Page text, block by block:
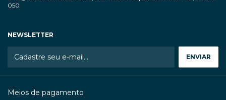
050
NEWSLETTER
Meios de pagamento